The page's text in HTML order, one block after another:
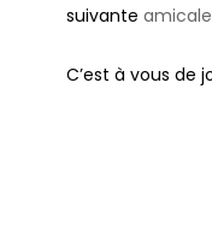
suivante
C’est à vous de